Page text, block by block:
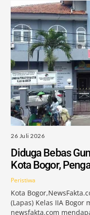
26 Juli 2026
Diduga Bebas
Kota Bogor,
Peristiwa
Kota
(Lapas) Kelas IIA
newsfakta.com